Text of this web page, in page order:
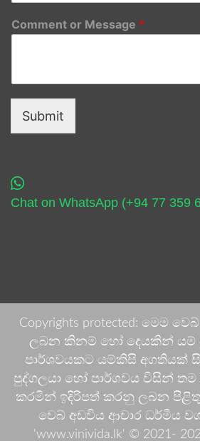
Comment or Message *
Submit
Chat on WhatsApp (+94 77 359
Copyrights protected: මෙම
ලබන කිනම් හෝ දෙයකින් යම්
පාර්ශවයකට යම්කිසි අගතියක්
පුද්ගලයා හෝ පාර්ශවය විසින්
කරමින් ඉදිරිපත් කරනු ලබන
වෙබ් අඩවිය ආචාර ධර්මීය
'www.vinivida.lk' © 2021-